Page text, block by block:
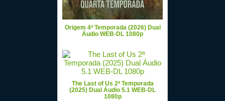
Origem 4ª Temporada (2026) Dual
Áudio WEB-DL 1080p
The Last of Us 2ª Temporada
(2025) Dual Áudio 5.1 WEB-DL
1080p